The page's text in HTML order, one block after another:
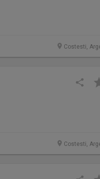
Costesti,
Costesti,